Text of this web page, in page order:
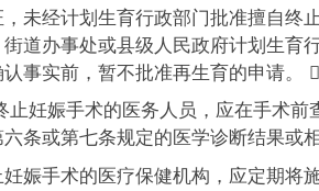
未经计划生育行政部门批准擅自终
街道办事处或县级人民政府计划生育
事实前，暂不批准再生育的申请。 
止妊娠手术的医务人员，应在手术前
条或第七条规定的医学诊断结果或
娠手术的医疗保健机构，应定期将